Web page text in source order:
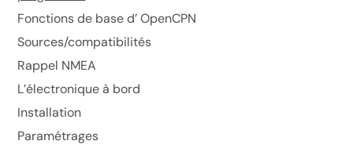
Fonctions de base d’ OpenCPN
Sources/compatibilités
Rappel NMEA
L’électronique à bord
Installation
Paramétrages